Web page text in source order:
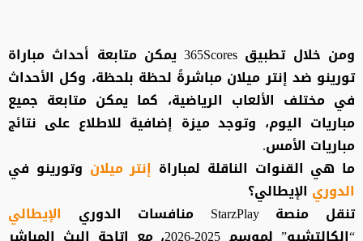
ومن خلال تطبيق 365Scores يمكن متابعة أحداث مباراة
تورينو ضد إنتر ميلان مباشرةً لحظة بلحظة، وكل الأحداث
في مختلف الألعاب الرياضية، كما يمكن متابعة جميع
مباريات اليوم، وتوجد ميزة إضافية للاطلاع على نتائج
مباريات الأمس.
ما هي القنوات الناقلة لمباراة إنتر ميلان وتورينو في
الدوري الإيطالي؟
تنقل منصة StarzPlay منافسات الدوري
الإيطالي